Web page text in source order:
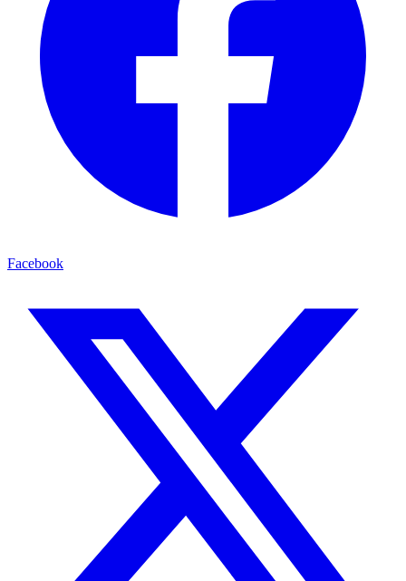
Facebook